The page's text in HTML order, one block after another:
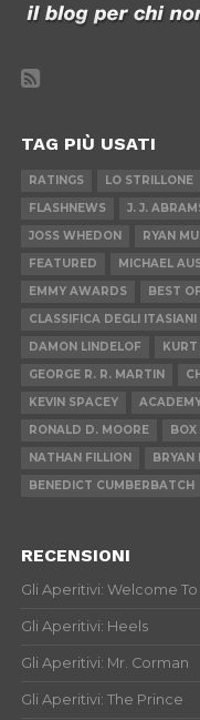
TAG PIÙ USATI
RATINGS LO STRILLONE
FLASHNEWS
J. J.
JOSS WHEDON
RYAN
FEATURED
MICHAEL
EMMY AWARDS
BEST
CLASSIFICA DEGLI ITASIANI
DAMON LINDELOF
GEORGE R. R. MARTIN
KEVIN SPACEY
RONALD D. MOORE
BOX
NATHAN FILLION
BRYAN
BENEDICT CUMBERBATCH
RECENSIONI
Gli Aperitivi: Welcome To
Gli Aperitivi: Heels
Gli Aperitivi: Mr. Corman
Gli Aperitivi: The Prince